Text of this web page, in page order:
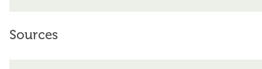
Sources